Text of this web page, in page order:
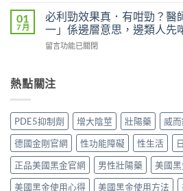
多
久？〉
中
者
真
評
效
析：
從
秒
出
到
持
Oral
Jelly）
整
西
非
液
態
劑
型
的
真
而
鋼
（Viagra，
西
非）
值
得
買？
藥
效
持
續
01
7 月
必利勁效果真．有咁勁？醫
一」係邊層意思，邊類人先
在
勁
效
真．
有
咁
勁？
醫
師
話
留言功能已關閉
熱點關注
PDE5抑制劑 增大陰莖 壯陽藥 威
德國金剛官網
性功能障礙 性生活
正品美國黑金官網
男性壯陽藥 美國
美國黑金使用心得
美國黑金使用方法